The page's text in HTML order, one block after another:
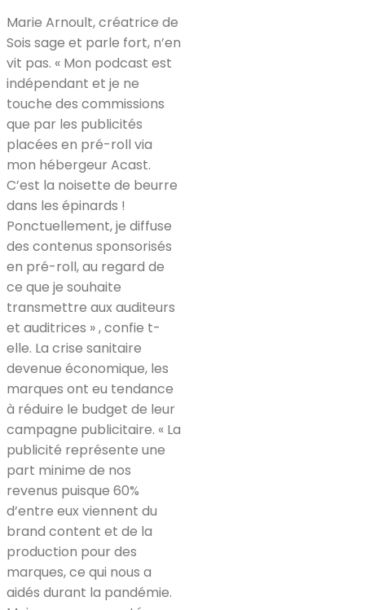
Marie Arnoult, créatrice de
Sois sage et parle fort, n’en
vit pas. « Mon podcast est
indépendant et je ne
touche des commissions
que par les publicités
placées en pré-roll via
mon hébergeur Acast.
C’est la noisette de beurre
dans les épinards !
Ponctuellement, je diffuse
des contenus sponsorisés
en pré-roll, au regard de
ce que je souhaite
transmettre aux auditeurs
et auditrices » , confie t-
elle. La crise sanitaire
devenue économique, les
marques ont eu tendance
à réduire le budget de leur
campagne publicitaire. « La
publicité représente une
part minime de nos
revenus puisque 60%
d’entre eux viennent du
brand content et de la
production pour des
marques, ce qui nous a
aidés durant la pandémie.